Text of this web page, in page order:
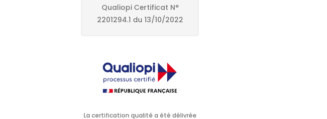
Qualiopi Certificat N°
2201294.1 du 13/10/2022
La certification qualité a été délivrée